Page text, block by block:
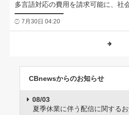
多言語対応の費用を請求可能に、社
7月30日 04:20
CBnewsからのお知らせ
08/03
夏季休業に伴う配信に関する